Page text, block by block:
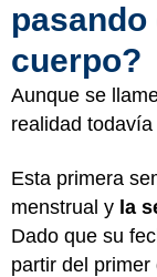
pasando
cuerpo?
Aunque se
realidad
Esta primera
menstrual y la
Dado que su
partir del